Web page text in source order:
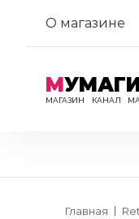
О магазине
М
МАГАЗИН КАНАЛ
Главная